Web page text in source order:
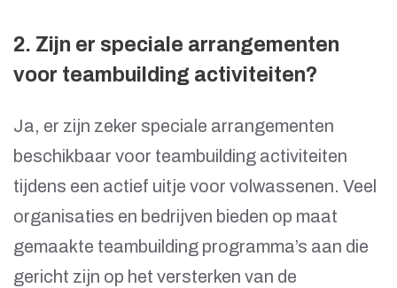
2. Zijn er speciale arrangementen
voor teambuilding activiteiten?
Ja, er zijn zeker speciale arrangementen
beschikbaar voor teambuilding activiteiten
tijdens een actief uitje voor volwassenen. Veel
organisaties en bedrijven bieden op maat
gemaakte teambuilding programma’s aan die
gericht zijn op het versterken van de